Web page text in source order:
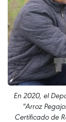
En 2020, el
"Arroz
Certificado de